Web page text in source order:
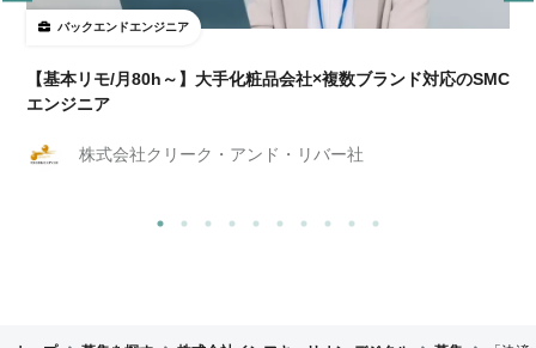
バックエンドエンジニア
【基本リモ/月80h～】大手化粧品会社×複数ブランド対応のSMC
エンジニア
株式会社クリーク・アンド・リバー社